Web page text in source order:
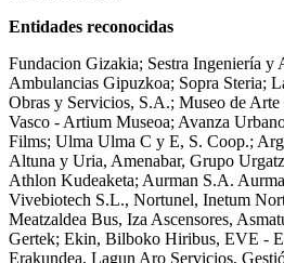
Entidades reconocidas
Fundacion Gizakia; Sestra Ingeniería y
Ambulancias Gipuzkoa; Sopra Steria;
Obras y Servicios, S.A.; Museo de Arte
Vasco - Artium Museoa; Avanza
Films; Ulma Ulma C y E, S. Coop.;
Altuna y Uria, Amenabar, Grupo
Athlon Kudeaketa; Aurman S.A.
Vivebiotech S.L., Nortunel, Inetum
Meatzaldea Bus, Iza Ascensores,
Gertek; Ekin, Bilboko Hiribus, EVE -
Erakundea, Lagun Aro Servicios,